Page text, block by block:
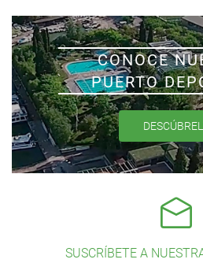
CONOCE
PUERTO
SUSCRÍBETE A